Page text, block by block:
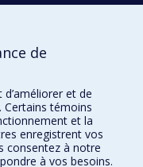
de
et de
Certains témoins
et la
enregistrent vos
consentez à notre
à vos besoins.